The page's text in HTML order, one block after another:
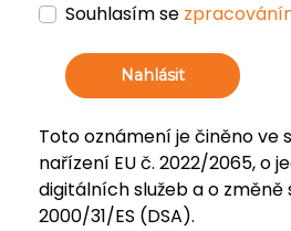
Souhlasím se
Nahlásit
Toto oznámení je činěno ve
nařízení EU č. 2022/2065, o
digitálních služeb a o změně
2000/31/ES (DSA).